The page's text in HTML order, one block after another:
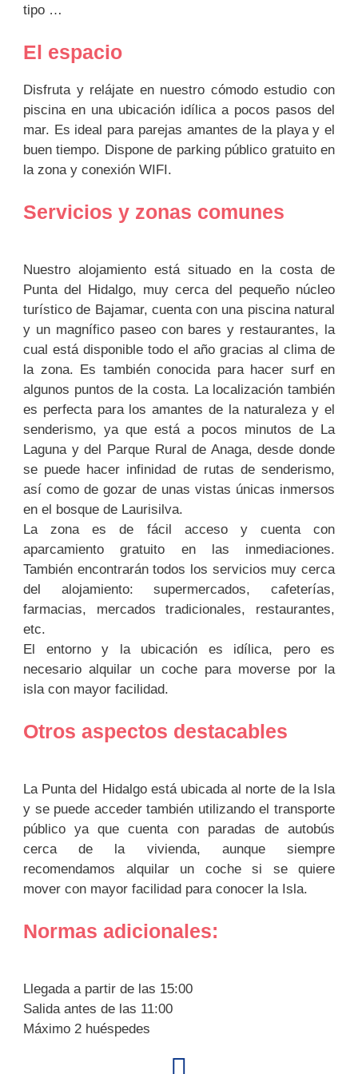
tipo …
El espacio
Disfruta y relájate en nuestro cómodo estudio con
piscina en una ubicación idílica a pocos pasos del
mar. Es ideal para parejas amantes de la playa y el
buen tiempo. Dispone de parking público gratuito en
la zona y conexión WIFI.
Servicios y zonas comunes
Nuestro alojamiento está situado en la costa de
Punta del Hidalgo, muy cerca del pequeño núcleo
turístico de Bajamar, cuenta con una piscina natural
y un magnífico paseo con bares y restaurantes, la
cual está disponible todo el año gracias al clima de
la zona. Es también conocida para hacer surf en
algunos puntos de la costa. La localización también
es perfecta para los amantes de la naturaleza y el
senderismo, ya que está a pocos minutos de La
Laguna y del Parque Rural de Anaga, desde donde
se puede hacer infinidad de rutas de senderismo,
así como de gozar de unas vistas únicas inmersos
en el bosque de Laurisilva.
La zona es de fácil acceso y cuenta con
aparcamiento gratuito en las inmediaciones.
También encontrarán todos los servicios muy cerca
del alojamiento: supermercados, cafeterías,
farmacias, mercados tradicionales, restaurantes,
etc.
El entorno y la ubicación es idílica, pero es
necesario alquilar un coche para moverse por la
isla con mayor facilidad.
Otros aspectos destacables
La Punta del Hidalgo está ubicada al norte de la Isla
y se puede acceder también utilizando el transporte
público ya que cuenta con paradas de autobús
cerca de la vivienda, aunque siempre
recomendamos alquilar un coche si se quiere
mover con mayor facilidad para conocer la Isla.
Normas adicionales:
Llegada a partir de las 15:00
Salida antes de las 11:00
Máximo 2 huéspedes